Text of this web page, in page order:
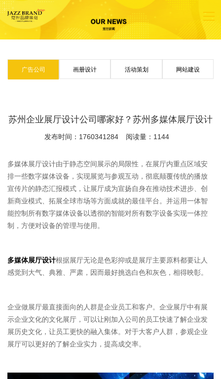
广告公司 画册设计 活动策划 网站建设
苏州企业展厅设计公司哪家好？苏州多媒体展厅设计
发布时间：1760341284 阅读量：1144
多媒体展厅设计由于静态空间展示的局限性，在展厅内重点区域安
排一些数字媒体设备，实现展览与参观互动，彻底颠覆传统的播放
宣传片的静态汇报模式，让展厅成为宣扬自身在推动技术进步、创
新商业模式、拓展全球市场等方面成就的最佳平台。并运用一体智
能控制所有数字媒体设备以透彻的智能对所有数字设备实现一体控
制，方便对设备的管理与使用。
多媒体展厅设计根据展厅无论是色彩抑或是展厅主要原料都要让人
感觉到大气、典雅、严肃，因而最好挑选白色和灰色，相得映彰。
企业做展厅最直接面向的人群是企业员工和客户。企业展厅中有展
示企业文化的文化展厅，可以让刚加入公司的员工快速了解企业发
展历史文化，让员工更快的融入集体。对于大客户人群，参观企业
展厅可以更好的了解企业实力，提高成交率。